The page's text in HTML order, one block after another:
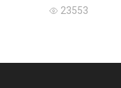
23553